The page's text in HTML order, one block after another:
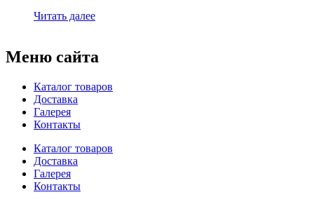
Читать далее
Меню сайта
Каталог товаров
Доставка
Галерея
Контакты
Каталог товаров
Доставка
Галерея
Контакты